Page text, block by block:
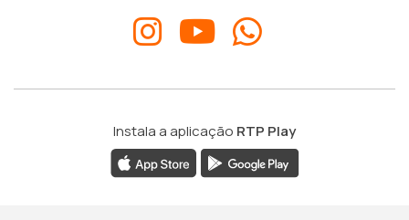
Instala a aplicação RTP Play